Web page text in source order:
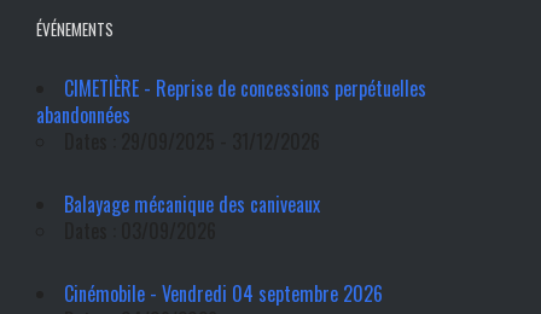
ÉVÉNEMENTS
CIMETIÈRE - Reprise de concessions perpétuelles
abandonnées
Balayage mécanique des caniveaux
Cinémobile - Vendredi 04 septembre 2026